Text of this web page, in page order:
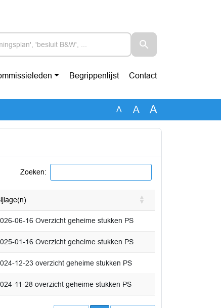
Begrippenlijst Contact
A A A
Zoeken:
06-16 Overzicht geheime stukken PS
01-16 Overzicht geheime stukken PS
12-23 overzicht geheime stukken PS
11-28 overzicht geheime stukken PS